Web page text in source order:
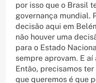
por isso que o Brasil
governança mundial.
decisão aqui em
não houver uma
para o Estado
sempre aprovam. E
Então, precisamos
que queremos é que